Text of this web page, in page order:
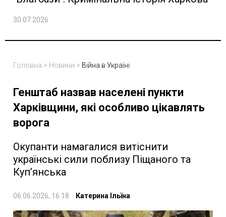
30.07.2026
Головна > Новини > Війна в Україні
Генштаб назвав населені пункти
Харківщини, які особливо цікавлять
ворога
Окупанти намагалися витіснити
українські сили поблизу Піщаного та
Куп’янська
06.06.2026, 16:18 Катерина Ільїна